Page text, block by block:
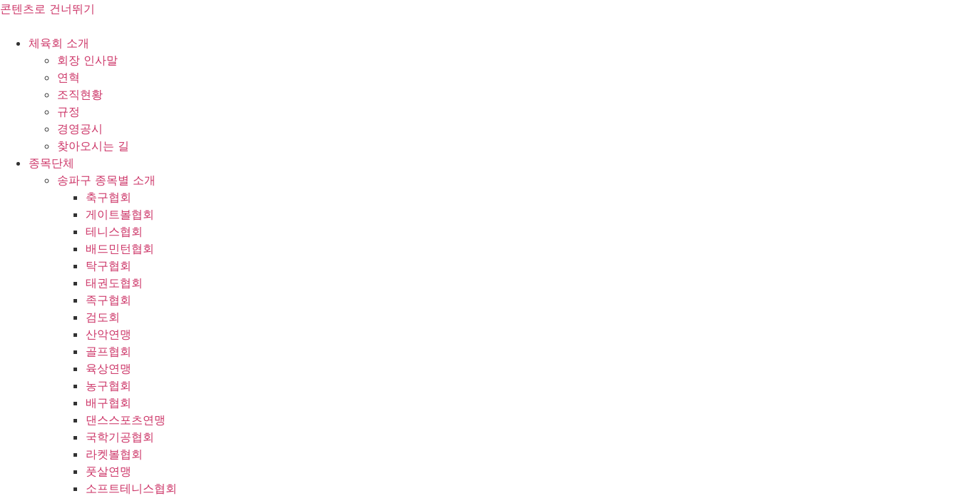
콘텐츠로 건너뛰기
체육회 소개
회장 인사말
연혁
조직현황
규정
경영공시
찾아오시는 길
종목단체
송파구 종목별 소개
축구협회
게이트볼협회
테니스협회
배드민턴협회
탁구협회
태권도협회
족구협회
검도회
산악연맹
골프협회
육상연맹
농구협회
배구협회
댄스스포츠연맹
국학기공협회
라켓볼협회
풋살연맹
소프트테니스협회